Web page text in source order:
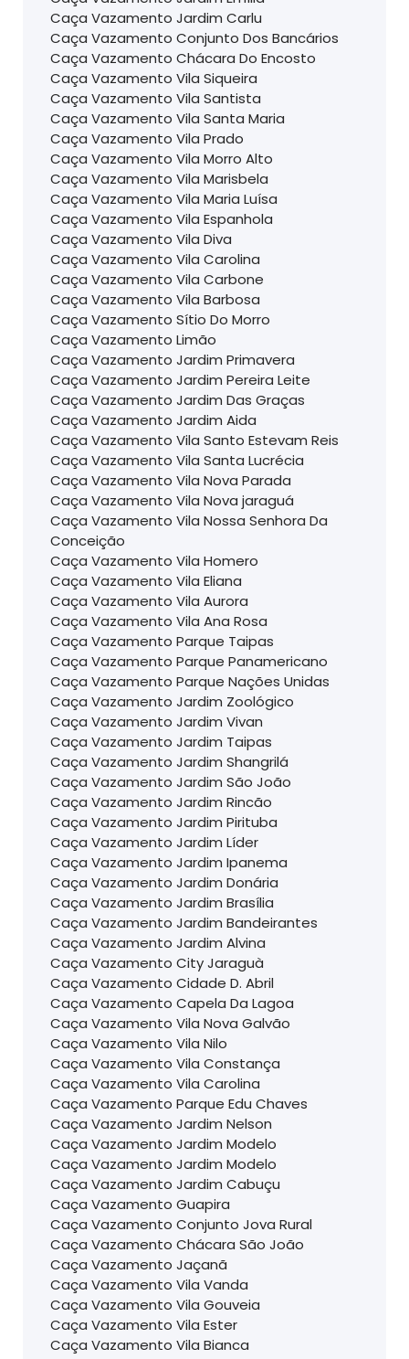
Caça Vazamento Jardim Carlu
Caça Vazamento Conjunto Dos Bancários
Caça Vazamento Chácara Do Encosto
Caça Vazamento Vila Siqueira
Caça Vazamento Vila Santista
Caça Vazamento Vila Santa Maria
Caça Vazamento Vila Prado
Caça Vazamento Vila Morro Alto
Caça Vazamento Vila Marisbela
Caça Vazamento Vila Maria Luísa
Caça Vazamento Vila Espanhola
Caça Vazamento Vila Diva
Caça Vazamento Vila Carolina
Caça Vazamento Vila Carbone
Caça Vazamento Vila Barbosa
Caça Vazamento Sítio Do Morro
Caça Vazamento Limão
Caça Vazamento Jardim Primavera
Caça Vazamento Jardim Pereira Leite
Caça Vazamento Jardim Das Graças
Caça Vazamento Jardim Aida
Caça Vazamento Vila Santo Estevam Reis
Caça Vazamento Vila Santa Lucrécia
Caça Vazamento Vila Nova Parada
Caça Vazamento Vila Nova jaraguá
Caça Vazamento Vila Nossa Senhora Da
Conceição
Caça Vazamento Vila Homero
Caça Vazamento Vila Eliana
Caça Vazamento Vila Aurora
Caça Vazamento Vila Ana Rosa
Caça Vazamento Parque Taipas
Caça Vazamento Parque Panamericano
Caça Vazamento Parque Nações Unidas
Caça Vazamento Jardim Zoológico
Caça Vazamento Jardim Vivan
Caça Vazamento Jardim Taipas
Caça Vazamento Jardim Shangrilá
Caça Vazamento Jardim São João
Caça Vazamento Jardim Rincão
Caça Vazamento Jardim Pirituba
Caça Vazamento Jardim Líder
Caça Vazamento Jardim Ipanema
Caça Vazamento Jardim Donária
Caça Vazamento Jardim Brasília
Caça Vazamento Jardim Bandeirantes
Caça Vazamento Jardim Alvina
Caça Vazamento City Jaraguà
Caça Vazamento Cidade D. Abril
Caça Vazamento Capela Da Lagoa
Caça Vazamento Vila Nova Galvão
Caça Vazamento Vila Nilo
Caça Vazamento Vila Constança
Caça Vazamento Vila Carolina
Caça Vazamento Parque Edu Chaves
Caça Vazamento Jardim Nelson
Caça Vazamento Jardim Modelo
Caça Vazamento Jardim Modelo
Caça Vazamento Jardim Cabuçu
Caça Vazamento Guapira
Caça Vazamento Conjunto Jova Rural
Caça Vazamento Chácara São João
Caça Vazamento Jaçanã
Caça Vazamento Vila Vanda
Caça Vazamento Vila Gouveia
Caça Vazamento Vila Ester
Caça Vazamento Vila Bianca